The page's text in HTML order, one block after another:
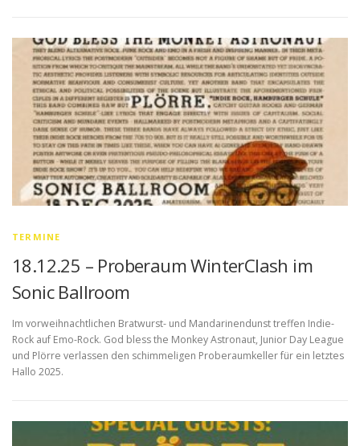
TERMINE
18.12.25 – Proberaum WinterClash im
Sonic Ballroom
Im vorweihnachtlichen Bratwurst- und Mandarinendunst treffen Indie-
Rock auf Emo-Rock. God bless the Monkey Astronaut, Junior Day League
und Plörre verlassen den schimmeligen Proberaumkeller für ein letztes
Hallo 2025.